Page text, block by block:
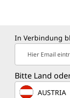
In Verbindung
Hier Email
Bitte Land
AUSTRIA